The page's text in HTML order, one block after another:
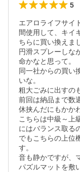
5
エアロライフサイ
間使用して、キイ
ちらに買い換えま
円滑スプレーしな
命かなと思って。
同一社からの買い
いな。
粗大ごみに出すの
前回は納品まで数
休挟んだにもかか
こちらは中級～上
にはバランス取る
でもこちらの上位
す。
音も静かですが、
パズルマットを敷